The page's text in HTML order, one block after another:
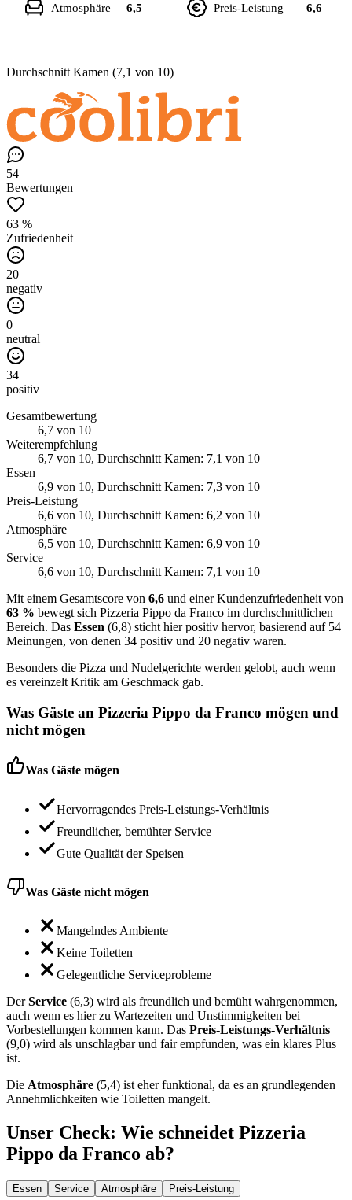
Preis-Leistung 6,6
Atmosphäre 6,5
Durchschnitt Kamen (7,1 von 10)
54
Bewertungen
63 %
Zufriedenheit
20
negativ
0
neutral
34
positiv
Gesamtbewertung
6,7 von 10
Weiterempfehlung
6,7 von 10, Durchschnitt Kamen: 7,1 von 10
Essen
6,9 von 10, Durchschnitt Kamen: 7,3 von 10
Preis-Leistung
6,6 von 10, Durchschnitt Kamen: 6,2 von 10
Atmosphäre
6,5 von 10, Durchschnitt Kamen: 6,9 von 10
Service
6,6 von 10, Durchschnitt Kamen: 7,1 von 10
Mit einem Gesamtscore von 6,6 und einer Kundenzufriedenheit von
63 % bewegt sich Pizzeria Pippo da Franco im durchschnittlichen
Bereich. Das Essen (6,8) sticht hier positiv hervor, basierend auf 54
Meinungen, von denen 34 positiv und 20 negativ waren.
Besonders die Pizza und Nudelgerichte werden gelobt, auch wenn
es vereinzelt Kritik am Geschmack gab.
Was Gäste an Pizzeria Pippo da Franco mögen und
nicht mögen
Was Gäste mögen
Hervorragendes Preis-Leistungs-Verhältnis
Freundlicher, bemühter Service
Gute Qualität der Speisen
Was Gäste nicht mögen
Mangelndes Ambiente
Keine Toiletten
Gelegentliche Serviceprobleme
DerService (6,3) wird als freundlich und bemüht wahrgenommen,
auch wenn es hier zu Wartezeiten und Unstimmigkeiten bei
Vorbestellungen kommen kann. Das Preis-Leistungs-Verhältnis
(9,0) wird als unschlagbar und fair empfunden, was ein klares Plus
ist.
Die Atmosphäre (5,4) ist eher funktional, da es an grundlegenden
Annehmlichkeiten wie Toiletten mangelt.
Unser Check: Wie schneidet Pizzeria
Pippo da Franco ab?
Essen Service Atmosphäre Preis-Leistung